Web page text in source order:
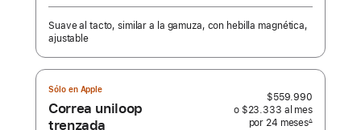
Suave al tacto, similar a la gamuza, con hebilla magnética,
ajustable
Sólo en Apple
Correa uniloop
trenzada
$559.990
o $23.333 al mes
por 24 mesesmeses
∆